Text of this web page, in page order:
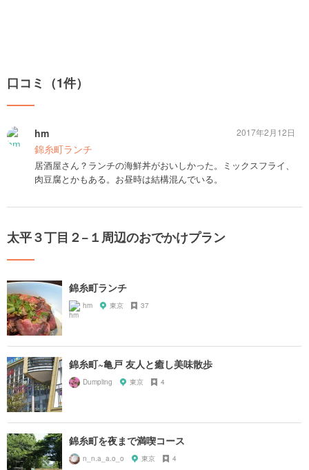
口コミ（1件）
hm
錦糸町ランチ
居酒屋さん？ランチの海鮮丼がおいしかった。ミックスフライ、
肉豆腐とかもある。お昼時は結構混んでいる。
2017年2月12日
太平３丁目２−１周辺のおでかけプラン
錦糸町ランチ
hm 東京 37
錦糸町~亀戸 友人と癒し美味散歩
Dumpling 東京 4
錦糸町を夜まで満喫コース
n_n.a_a.o_o 東京 4